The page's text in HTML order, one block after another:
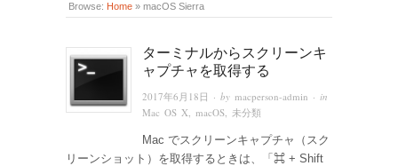
Browse: Home » macOS Sierra
ターミナルからスクリーンキ
ャプチャを取得する
2017年6月18日 · by macperson-admin · in
Mac OS X
macOS 未分類
Mac でスクリーンキャプチャ（スク
リーンショット）を取得するときは、「⌘ + Shift